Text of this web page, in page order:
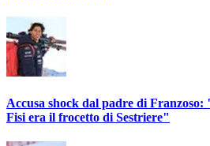
Accusa shock dal padre di
Fisi era il frocetto di Sestriere"